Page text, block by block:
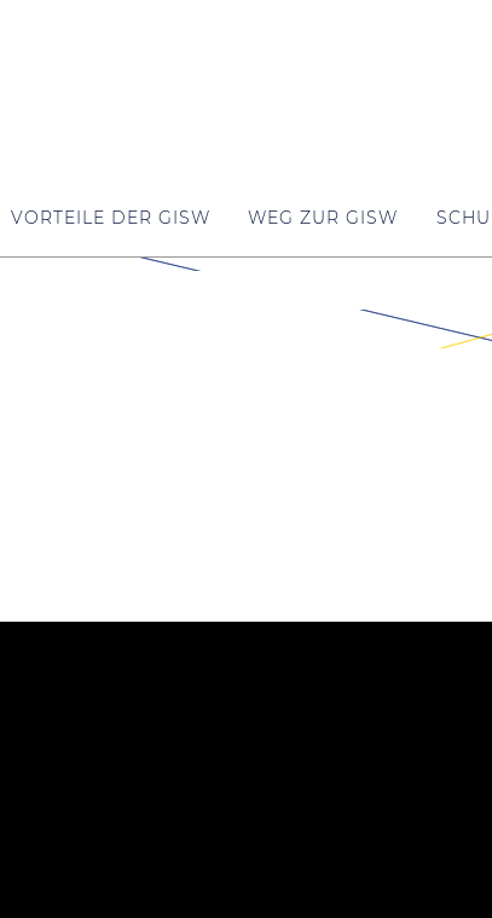
VORTEILE DER GISW WEG ZUR GISW